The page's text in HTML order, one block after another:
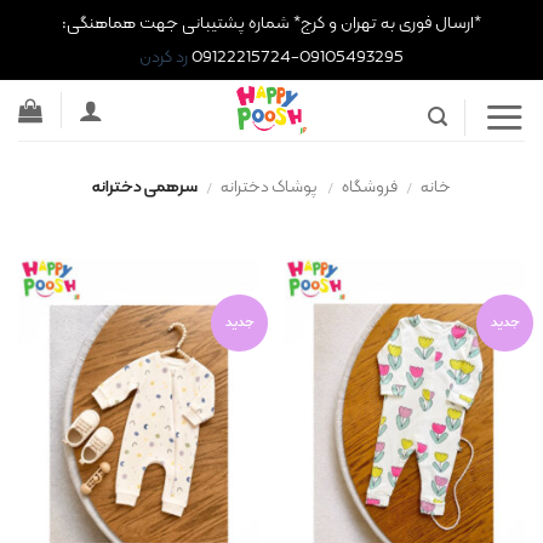
*ارسال فوری به تهران و کرج* شماره پشتیبانی جهت هماهنگی:
09105493295-09122215724
رد کردن
خانه / فروشگاه / پوشاک دخترانه / سرهمی دخترانه
جدید جدید